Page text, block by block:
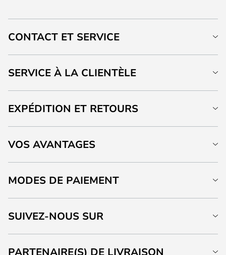
CONTACT ET SERVICE
SERVICE À LA CLIENTÈLE
EXPÉDITION ET RETOURS
VOS AVANTAGES
MODES DE PAIEMENT
SUIVEZ-NOUS SUR
PARTENAIRE(S) DE LIVRAISON